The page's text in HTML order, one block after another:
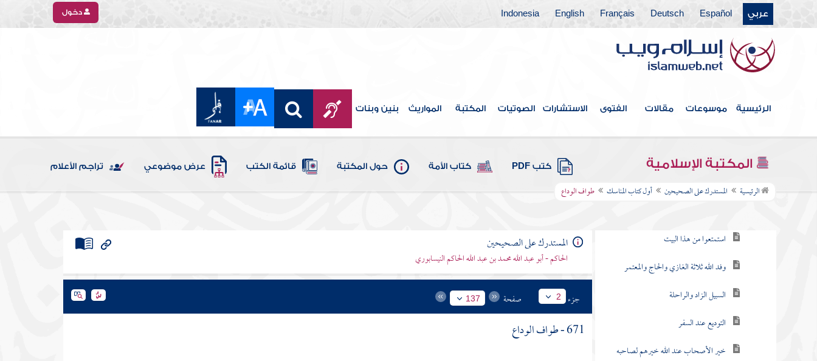
عربي Español
Deutsch
Français
English
Indonesia دخول
الرئيسية موسوعات مقالات الفتوى الاستشارات الصوتيات المكتبة المواريث بنين وبنات
المكتبة الإسلامية كتب PDF كتاب الأمة حول المكتبة قائمة الكتب عرض موضوعي تراجم الأعلام
الرئيسية المستدرك على الصحيحين أول كتاب المناسك طواف الوداع
كتاب الاستسقاء
كتاب الكسوف
كتاب صلاة الخوف
كتاب الجنائز
كتاب الزكاة
كتاب الصوم
أول كتاب المناسك
استمتعوا من هذا البيت
وفد الله ثلاثة الغازي والحاج والمعتمر
السبيل الزاد والراحلة
التوديع عند السفر
خير الأصحاب عند الله خيرهم لصاحبه
المستدرك على الصحيحين
الحاكم - أبو عبد الله محمد بن عبد الله الحاكم النيسابوري
جزء 2 صفحة 137
671 - طواف الوداع